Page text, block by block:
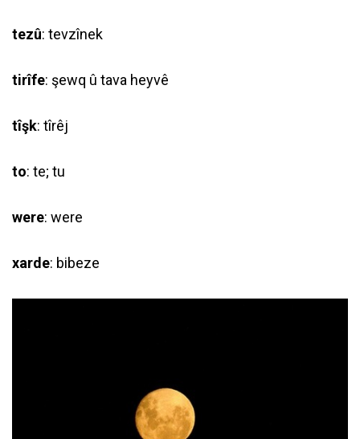
tezû: tevzînek
tirîfe: şewq û tava heyvê
tîşk: tîrêj
to: te; tu
were: were
xarde: bibeze